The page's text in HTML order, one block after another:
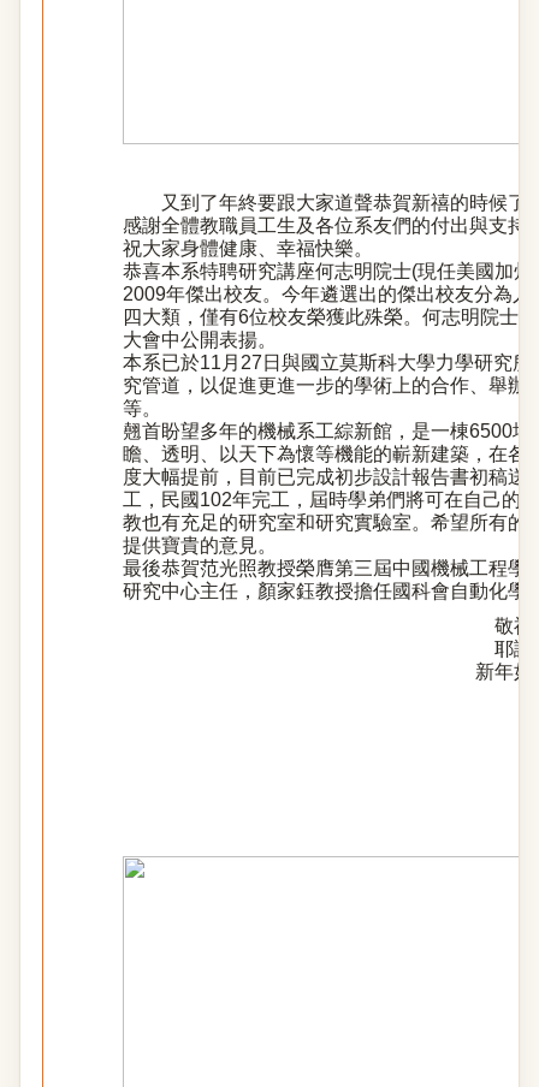
又到了年終要跟大家道聲恭賀新禧的時候了
感謝全體教職員工生及各位系友們的付出與支持
祝大家身體健康、幸福快樂。
恭喜本系特聘研究講座何志明院士(現任美國加
2009年傑出校友。今年遴選出的傑出校友分為
四大類，僅有6位校友榮獲此殊榮。何志明院士
大會中公開表揚。
本系已於11月27日與國立莫斯科大學力學研究
究管道，以促進更進一步的學術上的合作、舉辦
等。
翹首盼望多年的機械系工綜新館，是一棟6500
瞻、透明、以天下為懷等機能的嶄新建築，在
度大幅提前，目前已完成初步設計報告書初稿
工，民國102年完工，屆時學弟們將可在自己的
教也有充足的研究室和研究實驗室。希望所有的
提供寶貴的意見。
最後恭賀范光照教授榮膺第三屆中國機械工程學
研究中心主任，顏家鈺教授擔任國科會自動化學
敬祝
耶誕
新年如